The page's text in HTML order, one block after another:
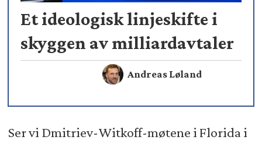
Et ideologisk linjeskifte i
skyggen av milliardavtaler
Andreas Løland
Ser vi Dmitriev-Witkoff-møtene i Florida i